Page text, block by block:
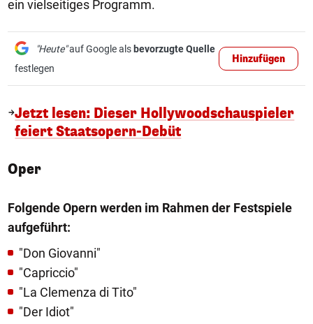
ein vielseitiges Programm.
"Heute"auf Google als bevorzugte Quelle
festlegen
Hinzufügen
Jetzt lesen: Dieser Hollywoodschauspieler
feiert Staatsopern-Debüt
Oper
Folgende Opern werden im Rahmen der Festspiele
aufgeführt:
"Don Giovanni"
"Capriccio"
"La Clemenza di Tito"
"Der Idiot"